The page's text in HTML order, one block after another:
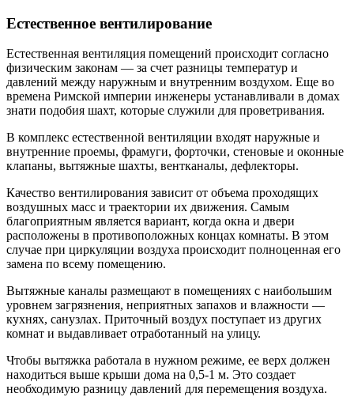
Естественное вентилирование
Естественная вентиляция помещений происходит согласно
физическим законам — за счет разницы температур и
давлений между наружным и внутренним воздухом. Еще во
времена Римской империи инженеры устанавливали в домах
знати подобия шахт, которые служили для проветривания.
В комплекс естественной вентиляции входят наружные и
внутренние проемы, фрамуги, форточки, стеновые и оконные
клапаны, вытяжные шахты, вентканалы, дефлекторы.
Качество вентилирования зависит от объема проходящих
воздушных масс и траектории их движения. Самым
благоприятным является вариант, когда окна и двери
расположены в противоположных концах комнаты. В этом
случае при циркуляции воздуха происходит полноценная его
замена по всему помещению.
Вытяжные каналы размещают в помещениях с наибольшим
уровнем загрязнения, неприятных запахов и влажности —
кухнях, санузлах. Приточный воздух поступает из других
комнат и выдавливает отработанный на улицу.
Чтобы вытяжка работала в нужном режиме, ее верх должен
находиться выше крыши дома на 0,5-1 м. Это создает
необходимую разницу давлений для перемещения воздуха.